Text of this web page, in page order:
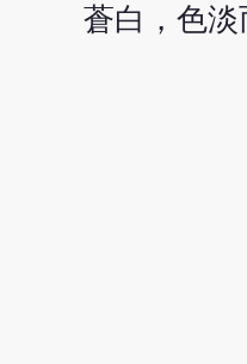
蒼白，色淡